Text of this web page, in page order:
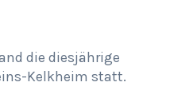
die diesjährige
Kelkheim statt.